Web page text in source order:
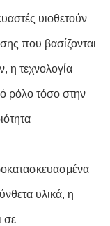
υιοθετούν
που βασίζονται
η τεχνολογία
ρόλο τόσο στην
υλικά, η
σε